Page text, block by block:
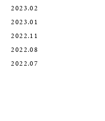
2023.02
2023.01
2022.11
2022.08
2022.07